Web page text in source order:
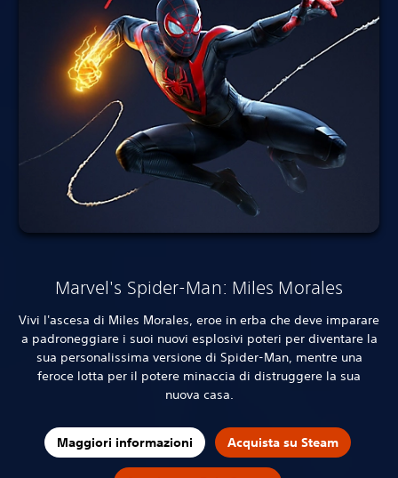
Marvel's Spider-Man: Miles Morales
Vivi l'ascesa di Miles Morales, eroe in erba che deve imparare
a padroneggiare i suoi nuovi esplosivi poteri per diventare la
sua personalissima versione di Spider-Man, mentre una
feroce lotta per il potere minaccia di distruggere la sua
nuova casa.
Maggiori informazioni Acquista su Steam